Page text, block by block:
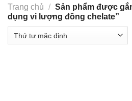
Trang chủ / Sản phẩm được
dụng vi lượng đồng chelate”